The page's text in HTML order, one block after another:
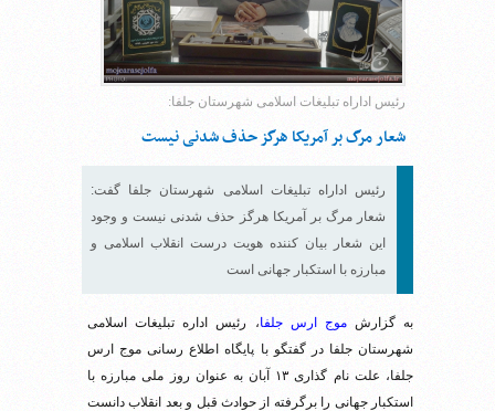
رئیس اداراه تبلیغات اسلامی شهرستان جلفا:
شعار مرگ بر آمریکا هرگز حذف شدنی نیست
رئیس اداراه تبلیغات اسلامی شهرستان جلفا گفت:
شعار مرگ بر آمریکا هرگز حذف شدنی نیست و وجود
این شعار بیان کننده هویت درست انقلاب اسلامی و
مبارزه با استکبار جهانی است
به گزارشموج ارس جلفا، رئیس اداره تبلیغات اسلامی
شهرستان جلفا در گفتگو با پایگاه اطلاع رسانی موج ارس
جلفا، علت نام گذاری ۱۳ آبان به عنوان روز ملی مبارزه با
استکبار جهانی را برگرفته از حوادث قبل و بعد انقلاب دانست